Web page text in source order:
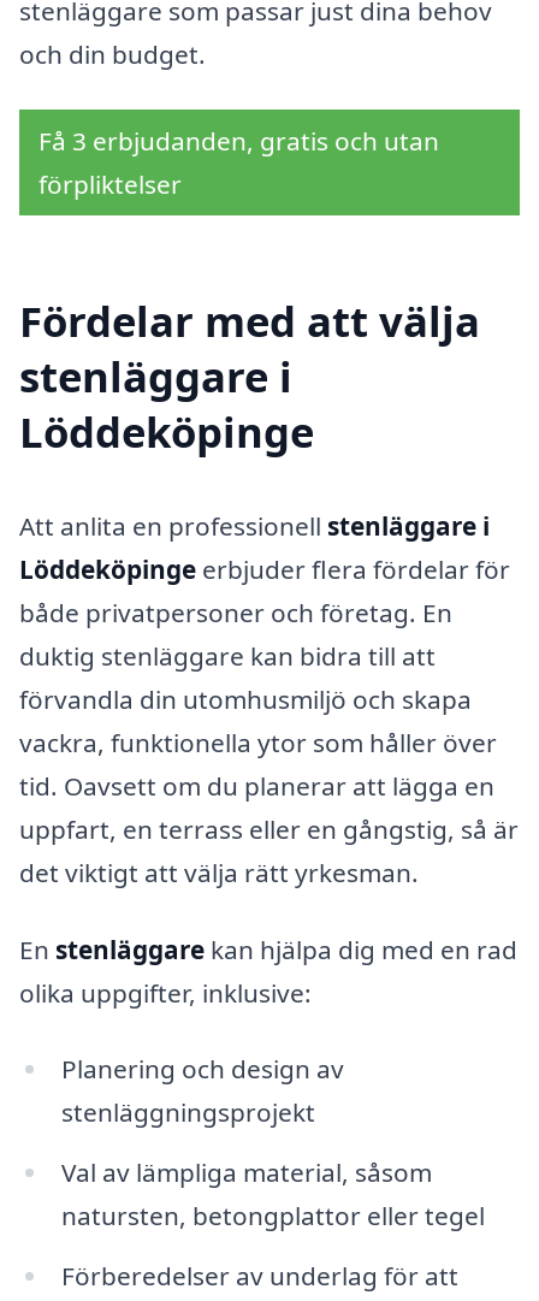
stenläggare som passar just dina behov
och din budget.
Få 3 erbjudanden, gratis och utan
förpliktelser
Fördelar med att välja
stenläggare i
Löddeköpinge
Att anlita en professionell stenläggare i
Löddeköpinge erbjuder flera fördelar för
både privatpersoner och företag. En
duktig stenläggare kan bidra till att
förvandla din utomhusmiljö och skapa
vackra, funktionella ytor som håller över
tid. Oavsett om du planerar att lägga en
uppfart, en terrass eller en gångstig, så är
det viktigt att välja rätt yrkesman.
En stenläggare kan hjälpa dig med en rad
olika uppgifter, inklusive:
Planering och design av
stenläggningsprojekt
Val av lämpliga material, såsom
natursten, betongplattor eller tegel
Förberedelser av underlag för att